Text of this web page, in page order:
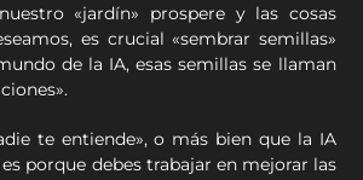
«jardín» prospere y las cosas
es crucial «sembrar semillas»
de la IA, esas semillas se llaman
te entiende», o más bien que la IA
porque debes trabajar en mejorar las